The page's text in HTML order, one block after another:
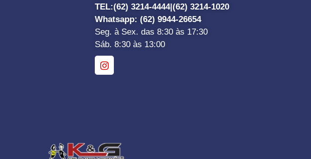
TEL:(62) 3214-4444| (62) 3214-1020
Whatsapp: (62) 9944-26654
Seg. à Sex. das 8:30 às 17:30
Sáb. 8:30 às 13:00